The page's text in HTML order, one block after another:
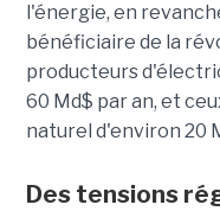
l'énergie, en
bénéficiaire de la
producteurs
60 Md$ par an, et
naturel d'environ 20
Des tensions